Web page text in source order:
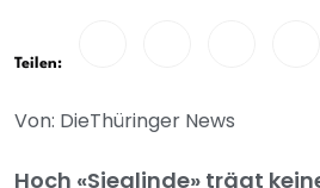
Teilen:
Von: DieThüringer News
Hoch «Sieglinde» trägt